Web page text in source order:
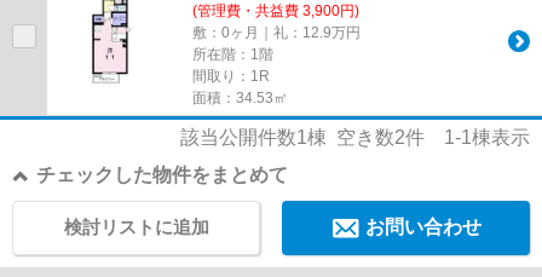
(管理費・共益費 3,900円)
敷：0ヶ月｜礼：12.9万円
所在階：1階
間取り：1R
面積：34.53㎡
該当公開件数1棟 空き数2件 1-1棟表示
チェックした物件をまとめて
お問い合わせ
検討リストに追加